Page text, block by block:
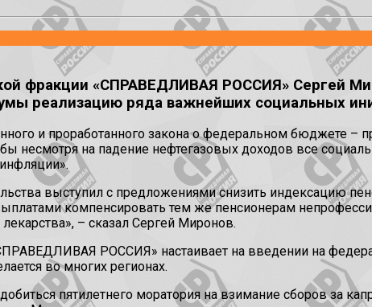
фракции «СПРАВЕДЛИВАЯ РОССИЯ» Сергей
реализацию ряда важнейших социальных
и проработанного закона о федеральном бюджете –
несмотря на падение нефтегазовых доходов все
выступил с предложениями снизить индексацию
компенсировать тем же пенсионерам
– сказал Сергей Миронов.
РОССИЯ» настаивает на введении на
во многих регионах.
пятилетнего моратория на взимание сборов за